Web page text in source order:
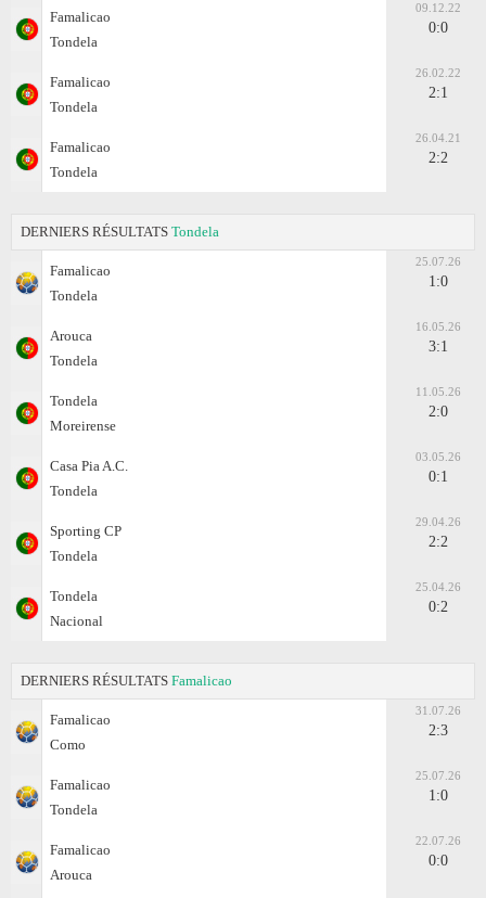
Famalicao
Tondela
09.12.22
0:0
Famalicao
Tondela
26.02.22
2:1
Famalicao
Tondela
26.04.21
2:2
DERNIERS RÉSULTATS Tondela
Famalicao
Tondela
25.07.26
1:0
Arouca
Tondela
16.05.26
3:1
Tondela
Moreirense
11.05.26
2:0
Casa Pia A.C.
Tondela
03.05.26
0:1
Sporting CP
Tondela
29.04.26
2:2
Tondela
Nacional
25.04.26
0:2
DERNIERS RÉSULTATS Famalicao
Famalicao
Como
31.07.26
2:3
Famalicao
Tondela
25.07.26
1:0
Famalicao
Arouca
22.07.26
0:0